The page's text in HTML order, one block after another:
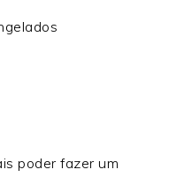
poder fazer um